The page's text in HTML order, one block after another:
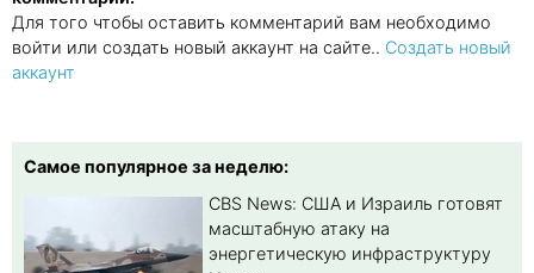
Для того чтобы оставить комментарий вам необходимо
войти или создать новый аккаунт на сайте.. Создать новый
аккаунт
Самое популярное за неделю:
CBS News: США и Израиль готовят
масштабную атаку на
энергетическую инфраструктуру